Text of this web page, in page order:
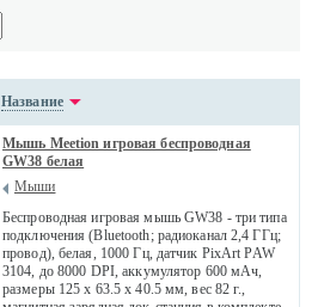
Название
Мышь Meetion игровая беспроводная
GW38 белая
Мыши
Беспроводная игровая мышь GW38 - три типа
подключения (Bluetooth; радиоканал 2,4 ГГц;
провод), белая, 1000 Гц, датчик PixArt PAW
3104, до 8000 DPI, аккумулятор 600 мАч,
размеры 125 x 63.5 x 40.5 мм, вес 82 г.,